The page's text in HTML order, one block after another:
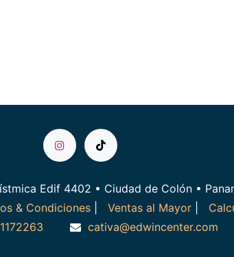
Edif 4402 • Ciudad de Colón •
& Condiciones Ventas al Mayor
cativa@edwincenter.com